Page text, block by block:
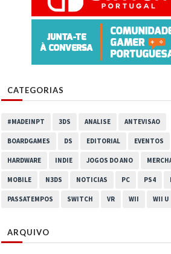
CATEGORIAS
#MADEINPT 3DS ANALISE ANTEVISAO
BOARDGAMES DS EDITORIAL EVENTOS
HARDWARE INDIE JOGOS DO ANO
MOBILE N3DS NOTICIAS PC PS4
PASSATEMPOS SWITCH VR WII WII U
ARQUIVO